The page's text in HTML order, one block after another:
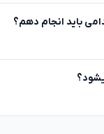
باید انجام دهم؟